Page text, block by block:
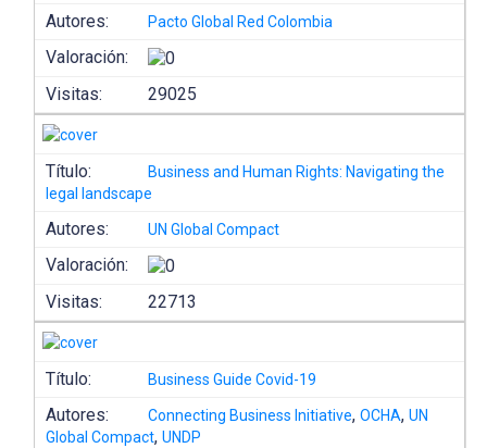
Autores: Pacto Global Red Colombia
Valoración:
Visitas:
29025
Título:
Business and Human Rights: Navigating the
legal landscape
Autores: UN Global Compact
Valoración:
Visitas:
22713
Título: Business Guide Covid-19
Autores: Connecting Business Initiative,OCHA,UN
Global Compact,UNDP